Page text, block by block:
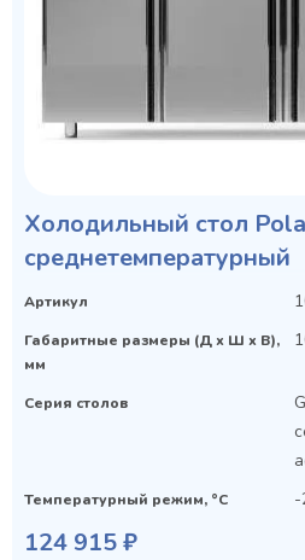
Холодильный стол
среднетемпературный
Артикул
Габаритные размеры (Д х Ш х В),
мм
Серия столов
Температурный режим, °C -
124 915 ₽